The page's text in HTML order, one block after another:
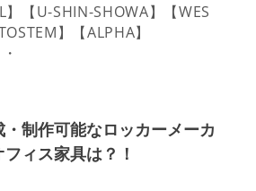
】【U-SHIN-SHOWA】【WES
】【ALPHA】
・制作可能なロッカーメーカ
ィス家具は？！